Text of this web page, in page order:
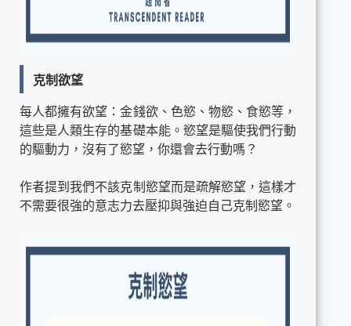
克制欲望
每人都擁有欲望：金錢欲、色慾、物慾、食慾等，
這些是人類生存的基礎本能。慾望是驅使我們行動
的驅動力，沒有了慾望，你還會去行動嗎？
作者提到我們不該克制慾望而是疏解慾望，這樣才
不需要很強的意志力去壓抑與強迫自己克制慾望。